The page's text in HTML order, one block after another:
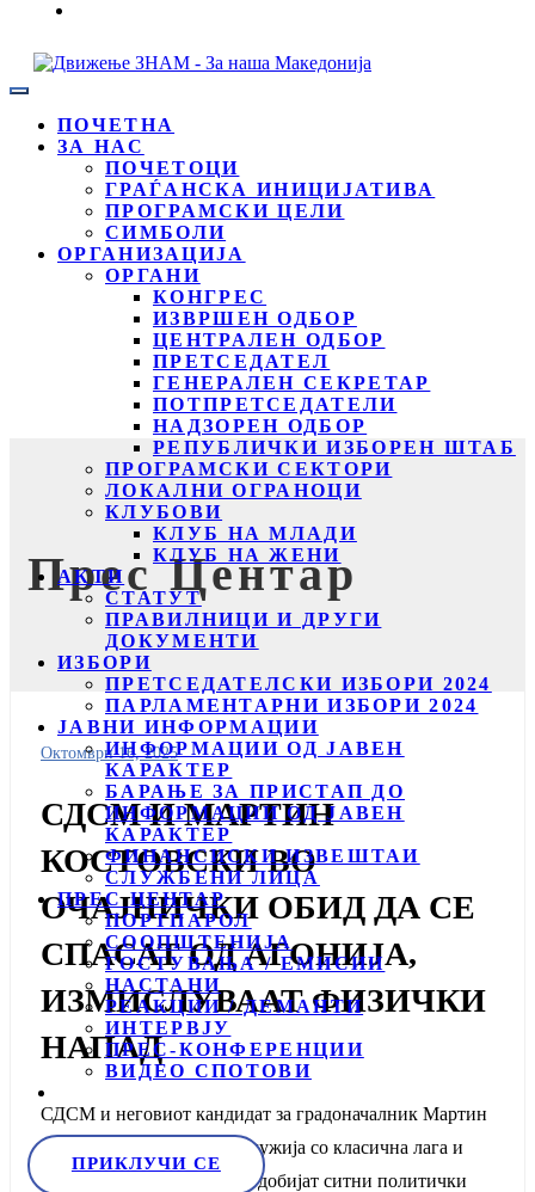
ПОЧЕТНА
ЗА НАС
ПОЧЕТОЦИ
ГРАЃАНСКА ИНИЦИЈАТИВА
ПРОГРАМСКИ ЦЕЛИ
СИМБОЛИ
ОРГАНИЗАЦИЈА
ОРГАНИ
КОНГРЕС
ИЗВРШЕН ОДБОР
ЦЕНТРАЛЕН ОДБОР
ПРЕТСЕДАТЕЛ
ГЕНЕРАЛЕН СЕКРЕТАР
ПОТПРЕТСЕДАТЕЛИ
НАДЗОРЕН ОДБОР
РЕПУБЛИЧКИ ИЗБОРЕН ШТАБ
ПРОГРАМСКИ СЕКТОРИ
ЛОКАЛНИ ОГРАНОЦИ
КЛУБОВИ
КЛУБ НА МЛАДИ
КЛУБ НА ЖЕНИ
АКТИ
СТАТУТ
ПРАВИЛНИЦИ И ДРУГИ
ДОКУМЕНТИ
ИЗБОРИ
ПРЕТСЕДАТЕЛСКИ ИЗБОРИ 2024
ПАРЛАМЕНТАРНИ ИЗБОРИ 2024
ЈАВНИ ИНФОРМАЦИИ
ИНФОРМАЦИИ ОД ЈАВЕН
КАРАКТЕР
БАРАЊЕ ЗА ПРИСТАП ДО
ИНФОРМАЦИИ ОД ЈАВЕН
КАРАКТЕР
ФИНАНСИСКИ ИЗВЕШТАИ
СЛУЖБЕНИ ЛИЦА
ПРЕС ЦЕНТАР
ПОРТПАРОЛ
СООПШТЕНИЈА
ГОСТУВАЊА / ЕМИСИИ
НАСТАНИ
РЕАКЦИИ / ДЕМАНТИ
ИНТЕРВЈУ
ПРЕС-КОНФЕРЕНЦИИ
ВИДЕО СПОТОВИ
ПРИКЛУЧИ СЕ
Прес Центар
Октомври 16, 2025
СДСМ И МАРТИН
КОСТОВСКИ ВО
ОЧАЈНИЧКИ ОБИД ДА СЕ
СПАСАТ ОД АГОНИЈА,
ИЗМИСЛУВААТ ФИЗИЧКИ
НАПАД
СДСМ и неговиот кандидат за градоначалник Мартин
Костовски денеска се послужија со класична лага и
инсинуација во обидот да добијат ситни политички